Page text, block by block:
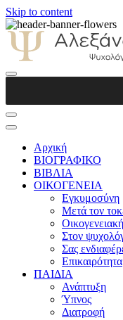
Skip to content
Αρχική
ΒΙΟΓΡΑΦΙΚΟ
ΒΙΒΛΙΑ
ΟΙΚΟΓΕΝΕΙΑ
Εγκυμοσύνη
Μετά τον
Στον
Σας
Επικαιρότητα
ΠΑΙΔΙΑ
Ανάπτυξη
Ύπνος
Διατροφή